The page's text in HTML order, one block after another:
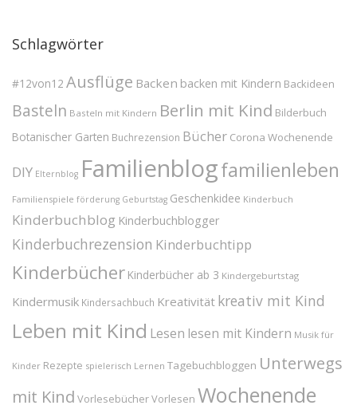
Schlagwörter
#12von12 Ausflüge Backen backen mit Kindern Backideen
Basteln Basteln mit Kindern Berlin mit Kind Bilderbuch
Botanischer Garten Buchrezension Bücher Corona Wochenende
DIY Elternblog Familienblogfamilienleben
Familienspiele förderung Geburtstag Geschenkidee Kinderbuch
Kinderbuchblog Kinderbuchblogger
Kinderbuchrezension Kinderbuchtipp
Kinderbücher Kinderbücher ab 3 Kindergeburtstag
Kindermusik Kindersachbuch Kreativität kreativ mit Kind
Leben mit Kind Lesen lesen mit Kindern Musik für
Kinder Rezepte spielerisch Lernen Tagebuchbloggen Unterwegs
mit Kind VorlesebücherVorlesen Wochenende